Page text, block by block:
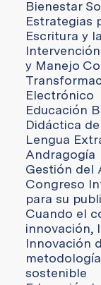
Bienestar
Estrategias
Escritura y
y Manejo
Electrónico
Educación
Didáctica
Lengua
Andragogía
Gestión del
Congreso
para su
Cuando el
innovación,
Innovación
sostenible